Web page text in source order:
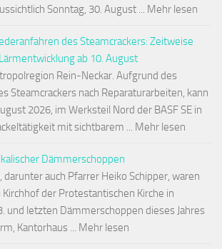
Sonntag, 30. August ... Mehr lesen
des Steamcrackers: Zeitweise
ab 10. August
Rein-Neckar. Aufgrund des
Steamcrackers nach Reparaturarbeiten, kann
2026, im Werksteil Nord der BASF SE in
mit sichtbarem ... Mehr lesen
Dämmerschoppen
darunter auch Pfarrer Heiko Schipper, waren
der Protestantischen Kirche in
und letzten Dämmerschoppen dieses Jahres
Kantorhaus ... Mehr lesen